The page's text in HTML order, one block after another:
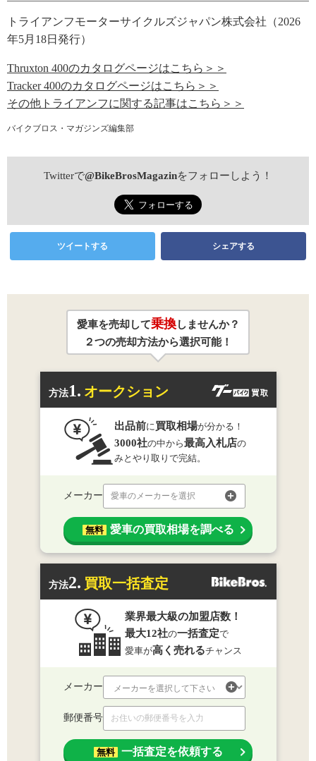
トライアンフモーターサイクルズジャパン株式会社（2026
年5月18日発行）
Thruxton 400のカタログページはこちら＞＞
Tracker 400のカタログページはこちら＞＞
その他トライアンフに関する記事はこちら＞＞
バイクブロス・マガジンズ編集部
Twitterで@BikeBrosMagazinをフォローしよう！
ツイートする シェアする
愛車を売却して乗換しませんか？
２つの売却方法から選択可能！
方法1. オークション
出品前に 買取相場が分かる！
3000社の中から最高入札店の
みとやり取りで完結。
メーカー 愛車のメーカーを選択
無料 愛車の買取相場を調べる
方法2. 買取一括査定
業界最大級の加盟店数！
最大12社の一括査定で
愛車が高く売れるチャンス
メーカー
郵便番号
無料 一括査定を依頼する